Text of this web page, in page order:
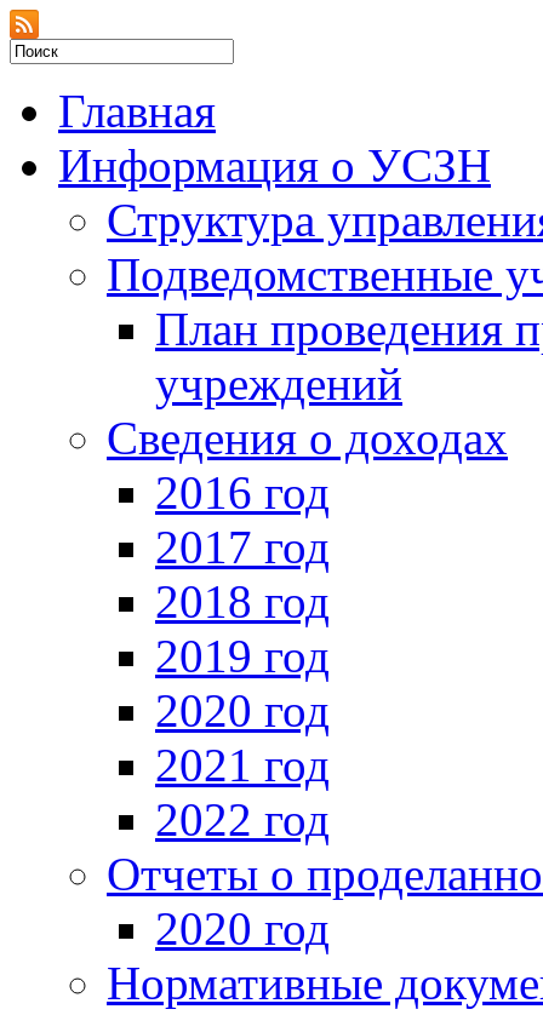
Главная
Информация о УСЗН
Структура
Подведомственные
План проведения
учреждений
Сведения о доходах
2016 год
2017 год
2018 год
2019 год
2020 год
2021 год
2022 год
Отчеты о
2020 год
Нормативные